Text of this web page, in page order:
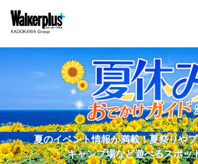
夏のイベント情報が満載！夏祭りや
キャンプ場など遊べるスポッ